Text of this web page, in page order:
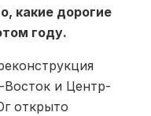
какие дорогие
году.
и Центр-
открыто